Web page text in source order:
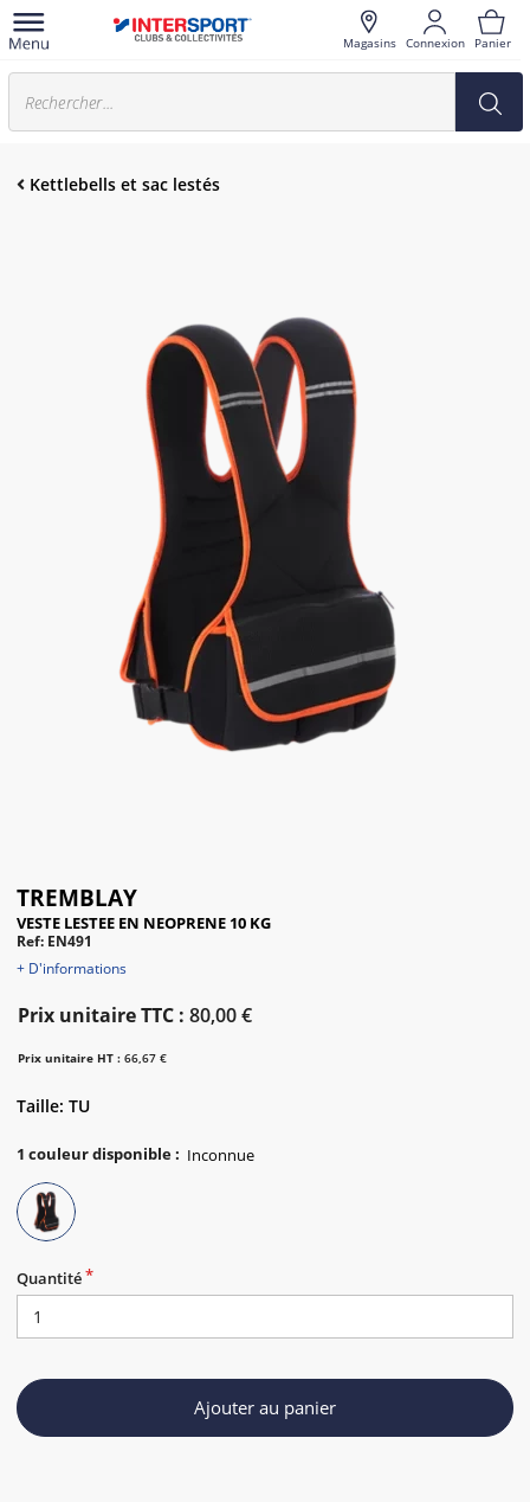
Magasins Connexion Panier
Kettlebells et sac lestés
TREMBLAY
VESTE LESTEE EN NEOPRENE 10 KG
Ref: EN491
+ D'informations
Prix unitaire TTC : 80,00 €
Prix unitaire HT : 66,67 €
Taille: TU
1 couleur disponible:
Quantité
Ajouter au panier